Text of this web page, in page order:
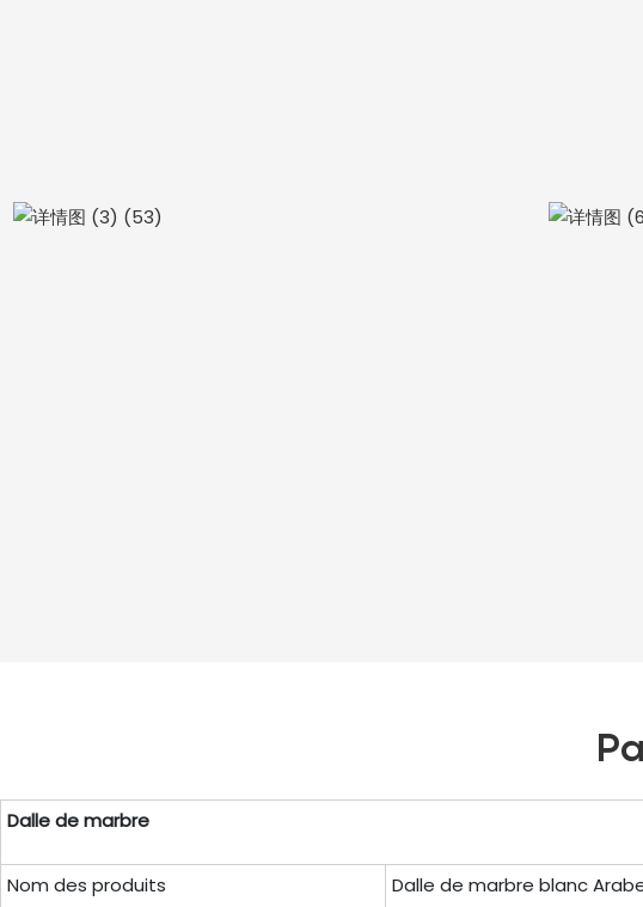
Dalle de marbre
Nom des produits Dalle de marbre blanc